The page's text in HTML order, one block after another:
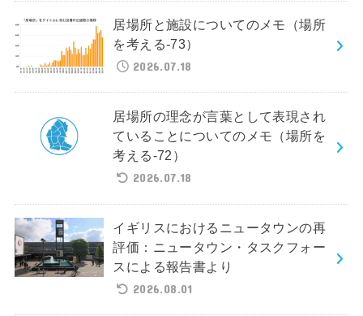
居場所と施設についてのメモ（場所
を考える-73）
2026.07.18
居場所の理念が言葉として表現され
ていることについてのメモ（場所を
考える-72）
2026.07.18
イギリスにおけるニュータウンの再
評価：ニュータウン・タスクフォー
スによる報告書より
2026.08.01